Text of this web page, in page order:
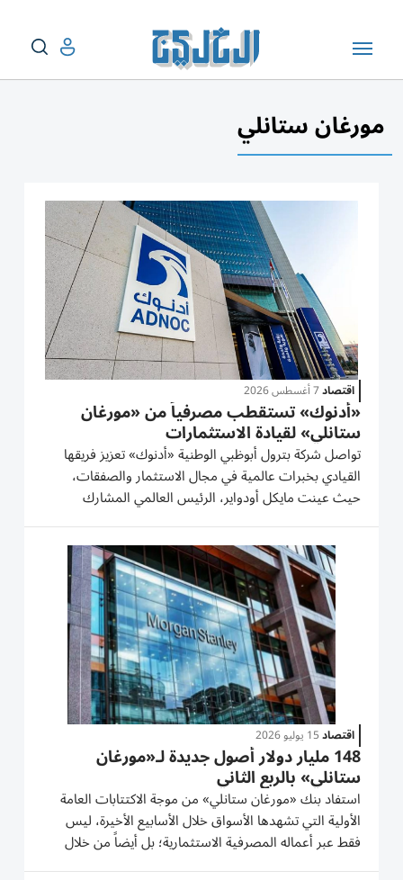
مورغان ستانلي
اقتصاد7 أغسطس 2026
«أدنوك» تستقطب مصرفياً من «مورغان
ستانلي» لقيادة الاستثمارات
تواصل شركة بترول أبوظبي الوطنية «أدنوك» تعزيز فريقها
القيادي بخبرات عالمية في مجال الاستثمار والصفقات،
حيث عينت مايكل أودواير، الرئيس العالمي المشارك
للخدمات المصرفية الاستثمارية في قطاع الطاقة لدى بنك
«مورغان ستانلي»، في منصب الرئيس التنفيذي للاستثمار،
وفقاً لأشخاص...
اقتصاد15 يوليو 2026
148 مليار دولار أصول جديدة لـ«مورغان
ستانلي» بالربع الثاني
استفاد بنك «مورغان ستانلي» من موجة الاكتتابات العامة
الأولية التي تشهدها الأسواق خلال الأسابيع الأخيرة، ليس
فقط عبر أعماله المصرفية الاستثمارية؛ بل أيضاً من خلال
قطاع إدارة الثروات الذي حقق تدفقات قياسية جديدة. وأعلن